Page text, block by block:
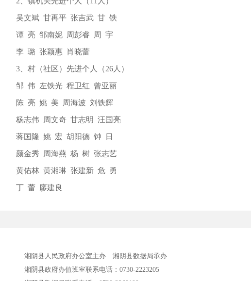
吴文斌 甘再平 张吉武 甘 铁
谭 亮 邹南妮 周彭睿 周 宇
李 璐 张颖惠 肖晓蕾
3、村（社区）先进个人（26人）
邹 伟 左铁光 程卫红 曾亚丽
陈 亮 姚 美 周海波 刘铁辉
杨志伟 周文奇 甘志明 汪国亮
蒋国隆 姚 宏 胡阳德 钟 日
颜金秀 周海燕 杨 树 张志艺
黄佑林 黄湘琳 张建新 危 勇
丁 蕾 廖建良
湘阴县人民政府办公室主办
湘阴县数据局承办
湘阴县政府办值班室联系电话：0730-2223205